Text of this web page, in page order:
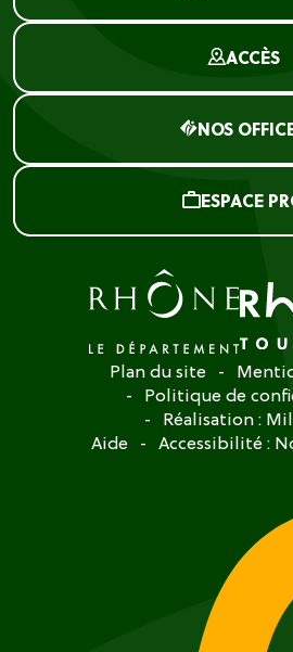
ACCÈS
NOS
ESPACE
Plan du site
Politique de
Réalisation :
Aide
Accessibilité :